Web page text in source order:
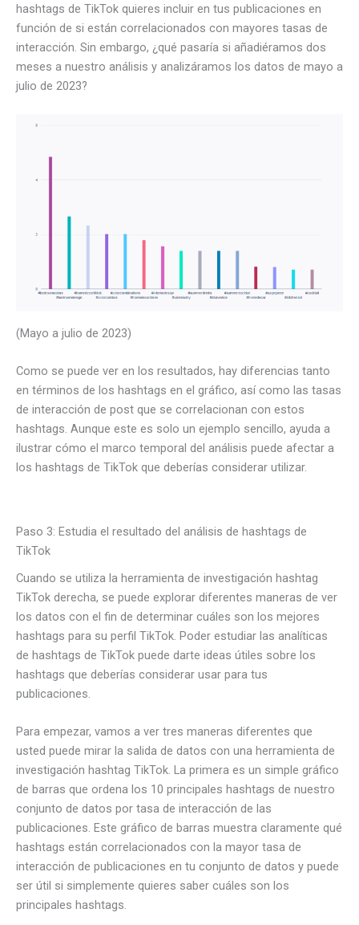
hashtags de TikTok quieres incluir en tus publicaciones en
función de si están correlacionados con mayores tasas de
interacción. Sin embargo, ¿qué pasaría si añadiéramos dos
meses a nuestro análisis y analizáramos los datos de mayo a
julio de 2023?
(Mayo a julio de 2023)
Como se puede ver en los resultados, hay diferencias tanto
en términos de los hashtags en el gráfico, así como las tasas
de interacción de post que se correlacionan con estos
hashtags. Aunque este es solo un ejemplo sencillo, ayuda a
ilustrar cómo el marco temporal del análisis puede afectar a
los hashtags de TikTok que deberías considerar utilizar.
Paso 3: Estudia el resultado del análisis de hashtags de
TikTok
Cuando se utiliza la herramienta de investigación hashtag
TikTok derecha, se puede explorar diferentes maneras de ver
los datos con el fin de determinar cuáles son los mejores
hashtags para su perfil TikTok. Poder estudiar las analíticas
de hashtags de TikTok puede darte ideas útiles sobre los
hashtags que deberías considerar usar para tus
publicaciones.
Para empezar, vamos a ver tres maneras diferentes que
usted puede mirar la salida de datos con una herramienta de
investigación hashtag TikTok. La primera es un simple gráfico
de barras que ordena los 10 principales hashtags de nuestro
conjunto de datos por tasa de interacción de las
publicaciones. Este gráfico de barras muestra claramente qué
hashtags están correlacionados con la mayor tasa de
interacción de publicaciones en tu conjunto de datos y puede
ser útil si simplemente quieres saber cuáles son los
principales hashtags.